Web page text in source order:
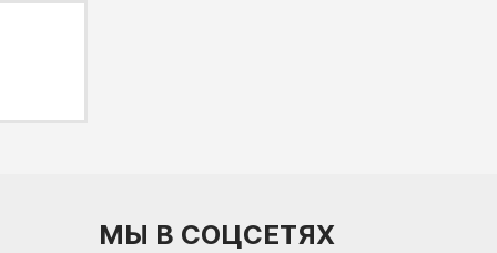
МЫ В СОЦСЕТЯХ